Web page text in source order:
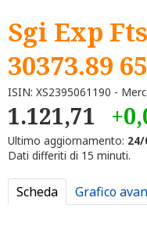
Sgi Exp
30373.89
ISIN: XS2395061190 -
1.121,71
Ultimo aggiornamento:
Dati differiti di 15 minuti.
Scheda Grafico